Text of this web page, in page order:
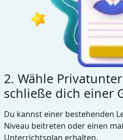
2. Wähle
schließe dich einer
Du kannst einer bestehenden
Niveau beitreten oder einen
Unterrichtsplan erhalten.